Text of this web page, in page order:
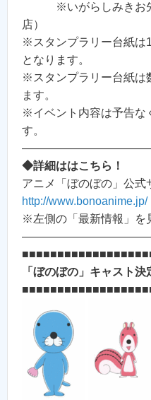
※いがらしみきお先
店）
※スタンプラリー台紙は
となります。
※スタンプラリー台紙は
ます。
※イベント内容は予告な
す。
◆詳細ははこちら！
アニメ「ぼのぼの」公式
http://www.bonoanime.jp/
※左側の「最新情報」を
「ぼのぼの」キャスト